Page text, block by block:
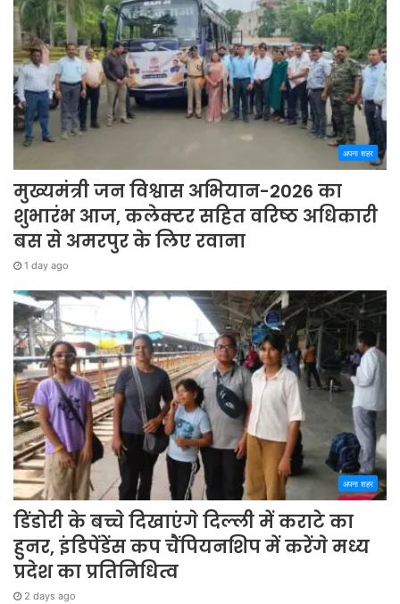
अपना शहर
मुख्यमंत्री जन विश्वास अभियान-2026 का
शुभारंभ आज, कलेक्टर सहित वरिष्ठ अधिकारी
बस से अमरपुर के लिए रवाना
1 day ago
अपना शहर
डिंडोरी के बच्चे दिखाएंगे दिल्ली में कराटे का
हुनर, इंडिपेंडेंस कप चैंपियनशिप में करेंगे मध्य
प्रदेश का प्रतिनिधित्व
2 days ago